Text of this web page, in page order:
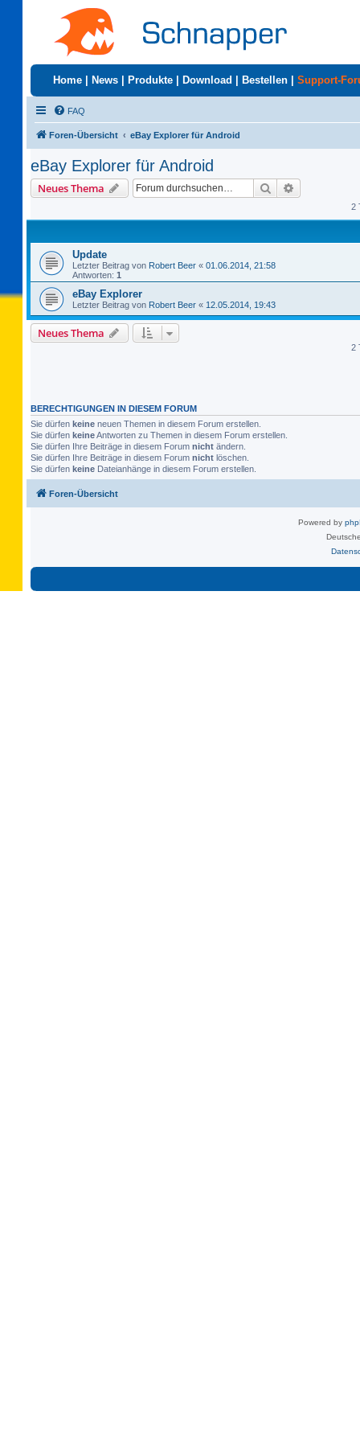
Home News Produkte Download Bestellen Support-
FAQ
Foren-Übersicht eBay Explorer für Android
eBay Explorer für Android
Neues Thema Suche
2
Update
Letzter Beitrag von Robert Beer « 01.06.2014, 21:58
Antworten: 1
eBay Explorer
Letzter Beitrag von Robert Beer « 12.05.2014, 19:43
Neues Thema
2
BERECHTIGUNGEN IN DIESEM FORUM
Sie dürfen keine neuen Themen in diesem Forum erstellen.
Sie dürfen keineAntworten zu Themen in diesem Forum erstellen.
Sie dürfen Ihre Beiträge in diesem Forum nicht ändern.
Sie dürfen Ihre Beiträge in diesem Forum nicht löschen.
Sie dürfen keine Dateianhänge in diesem Forum erstellen.
Foren-Übersicht
Powered by